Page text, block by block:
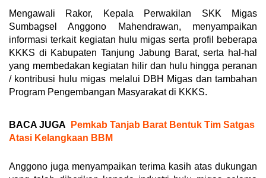
Mengawali Rakor, Kepala Perwakilan SKK Migas
Sumbagsel Anggono Mahendrawan, menyampaikan
informasi terkait kegiatan hulu migas serta profil beberapa
KKKS di Kabupaten Tanjung Jabung Barat, serta hal-hal
yang membedakan kegiatan hilir dan hulu hingga peranan
/ kontribusi hulu migas melalui DBH Migas dan tambahan
Program Pengembangan Masyarakat di KKKS.
BACA JUGA
Pemkab Tanjab Barat Bentuk Tim Satgas
Atasi Kelangkaan BBM
Anggono juga menyampaikan terima kasih atas dukungan